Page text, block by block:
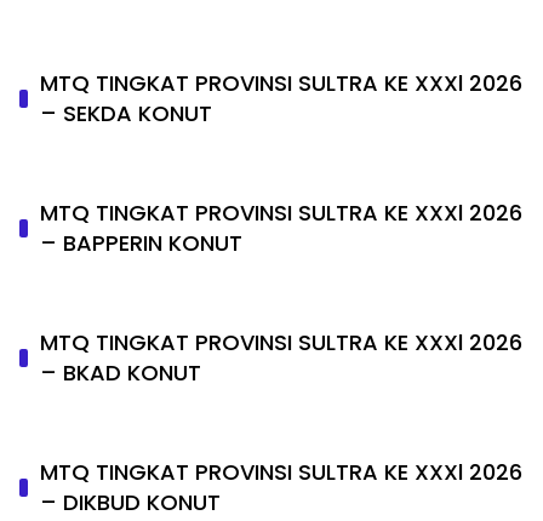
MTQ TINGKAT PROVINSI SULTRA KE XXXl 2026
– SEKDA KONUT
MTQ TINGKAT PROVINSI SULTRA KE XXXl 2026
– BAPPERIN KONUT
MTQ TINGKAT PROVINSI SULTRA KE XXXl 2026
– BKAD KONUT
MTQ TINGKAT PROVINSI SULTRA KE XXXl 2026
– DIKBUD KONUT